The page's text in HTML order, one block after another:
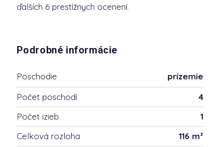
ďalších 6 prestížnych ocenení.
Podrobné informácie
Poschodie
prízemie
Počet poschodí
4
Počet izieb
1
Celková rozloha
116 m²